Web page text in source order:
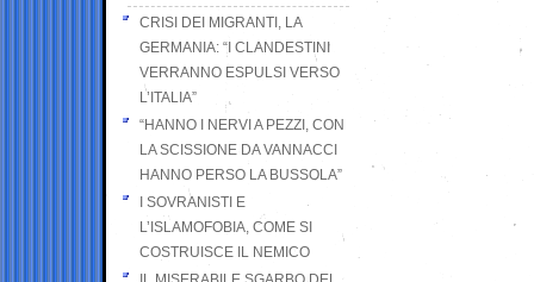
CRISI DEI MIGRANTI, LA
GERMANIA: “I CLANDESTINI
VERRANNO ESPULSI VERSO
L’ITALIA”
“HANNO I NERVI A PEZZI, CON
LA SCISSIONE DA VANNACCI
HANNO PERSO LA BUSSOLA”
I SOVRANISTI E
L’ISLAMOFOBIA, COME SI
COSTRUISCE IL NEMICO